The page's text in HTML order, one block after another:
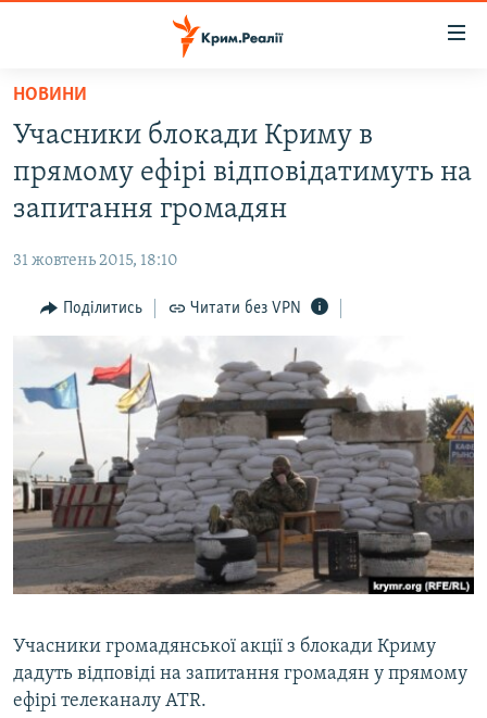
Перейти
основного
матеріалу
Перейти
до
основної
Перейти
ВІДЕО ТА ФОТО
БЛОГИ
ПОГЛЯД
ІНТЕРВ'Ю
ВСЕ ЗА ДЕНЬ
СПЕЦПРОЕКТИ
ДЕПОРТАЦІЯ
ВІДЕОУРОКИ «ELIFBE»
СВІДЧЕННЯ ОКУПАЦІЇ
УКРАЇНСЬКА ПРОБЛЕМА КРИМУ
ЯК ОБІЙТИ БЛОКУВАННЯ
Русский
Qırımtatar
НОВИНИ
Учасники блокади Криму в
прямому ефірі відповідатимуть на
запитання громадян
31 жовтень 2015, 18:10
Поділитись Читати без VPN
Учасники громадянської акції з блокади Криму
дадуть відповіді на запитання громадян у прямому
ефірі телеканалу ATR.